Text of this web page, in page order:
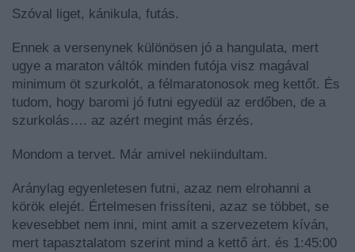
Szóval liget, kánikula, futás.
Ennek a versenynek különösen jó a hangulata, mert
ugye a maraton váltók minden futója visz magával
minimum öt szurkolót, a félmaratonosok meg kettőt. És
tudom, hogy baromi jó futni egyedül az erdőben, de a
szurkolás…. az azért megint más érzés.
Mondom a tervet. Már amivel nekiindultam.
Aránylag egyenletesen futni, azaz nem elrohanni a
körök elejét. Értelmesen frissíteni, azaz se többet, se
kevesebbet nem inni, mint amit a szervezetem kíván,
mert tapasztalatom szerint mind a kettő árt. és 1:45:00